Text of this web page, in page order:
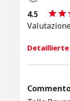
4.5
Detaillierte